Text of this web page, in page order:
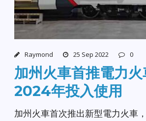
Raymond 25 Sep 2022 0
加州火車首推電力
2024年投入使用
加州火車首次推出新型電力火車